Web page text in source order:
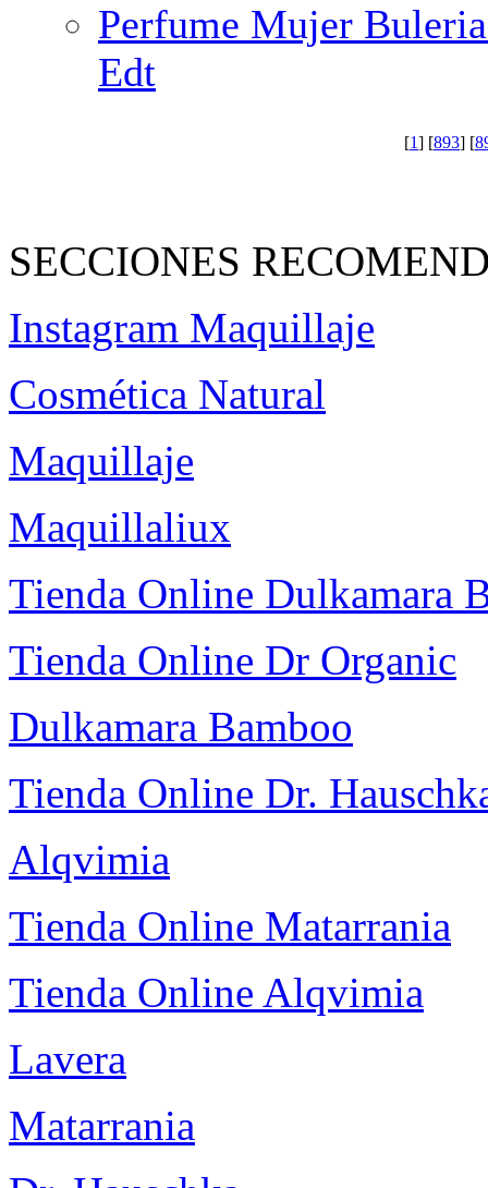
Perfume Mujer
Edt
[1] [893] [
SECCIONES
Instagram Maquillaje
Cosmética Natural
Maquillaje
Maquillaliux
Tienda Online Dulkamara
Tienda Online Dr Organic
Dulkamara Bamboo
Tienda Online Dr.
Alqvimia
Tienda Online Matarrania
Tienda Online Alqvimia
Lavera
Matarrania